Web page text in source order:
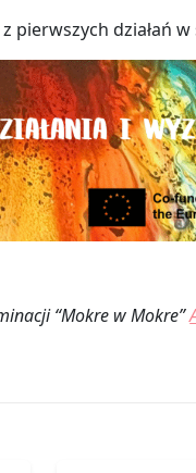
pierwszych działań w
“Mokre w Mokre”